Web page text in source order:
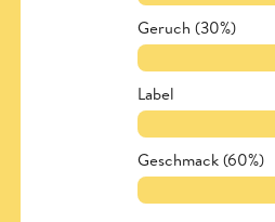
Geruch (30%)
Label
Geschmack (60%)